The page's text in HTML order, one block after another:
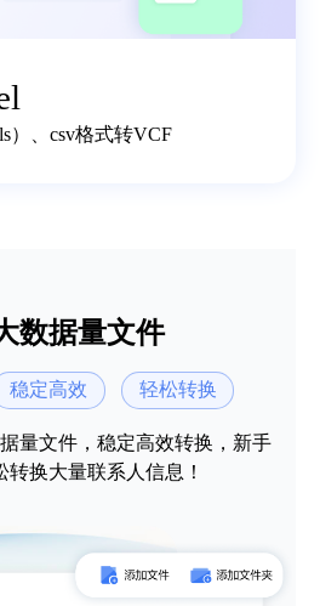
）、csv格式转VCF
数据量文件
稳定高效 轻松转换
量文件，稳定高效转换，新手
转换大量联系人信息！